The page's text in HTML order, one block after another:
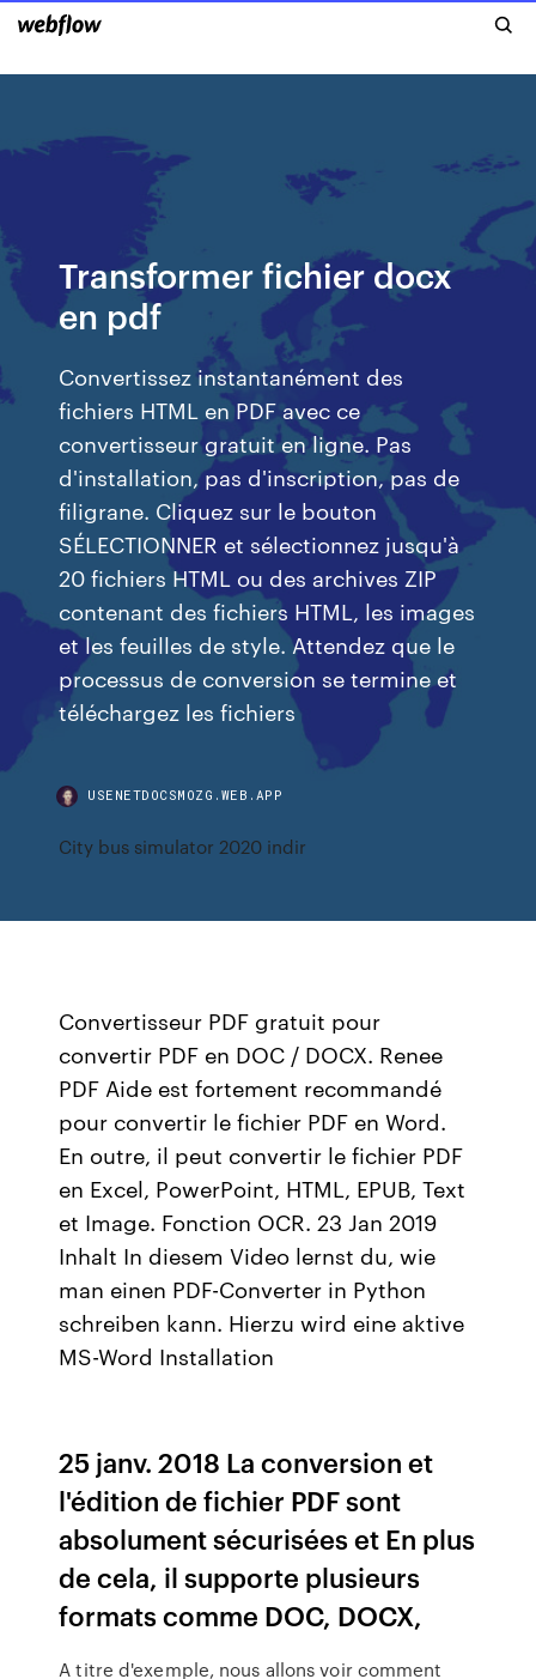
Transformer fichier docx
en pdf
Convertissez instantanément des
fichiers HTML en PDF avec ce
convertisseur gratuit en ligne. Pas
d'installation, pas d'inscription, pas de
filigrane. Cliquez sur le bouton
SÉLECTIONNER et sélectionnez jusqu'à
20 fichiers HTML ou des archives ZIP
contenant des fichiers HTML, les images
et les feuilles de style. Attendez que le
processus de conversion se termine et
téléchargez les fichiers
USENETDOCSMOZG.WEB.APP
City bus simulator 2020 indir
Convertisseur PDF gratuit pour
convertir PDF en DOC / DOCX. Renee
PDF Aide est fortement recommandé
pour convertir le fichier PDF en Word.
En outre, il peut convertir le fichier PDF
en Excel, PowerPoint, HTML, EPUB, Text
et Image. Fonction OCR. 23 Jan 2019
Inhalt In diesem Video lernst du, wie
man einen PDF-Converter in Python
schreiben kann. Hierzu wird eine aktive
MS-Word Installation
25 janv. 2018 La conversion et
l'édition de fichier PDF sont
absolument sécurisées et En plus
de cela, il supporte plusieurs
formats comme DOC, DOCX,
A titre d'exemple, nous allons voir comment